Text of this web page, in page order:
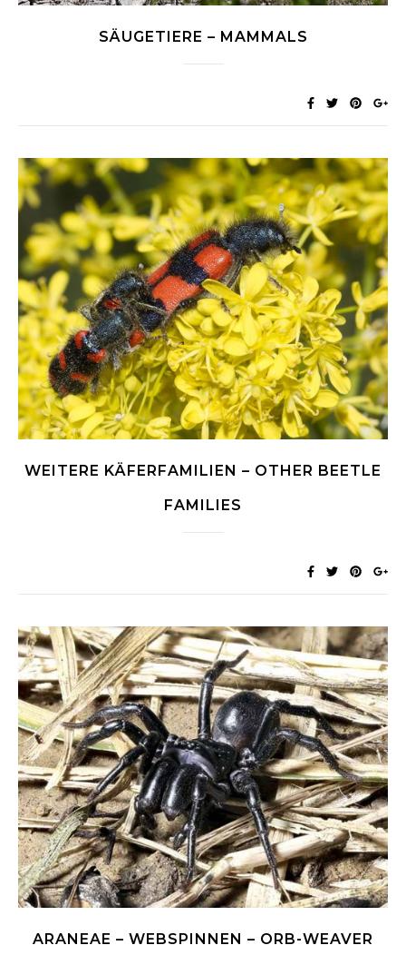
SÄUGETIERE – MAMMALS
WEITERE KÄFERFAMILIEN – OTHER BEETLE
FAMILIES
ARANEAE – WEBSPINNEN – ORB-WEAVER